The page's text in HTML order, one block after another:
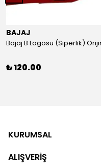
BAJAJ
₺ 120.00
KURUMSAL
ALIŞVERİŞ